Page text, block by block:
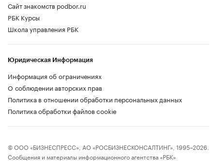
Сайт знакомств podbor.ru
РБК Курсы
Школа управления РБК
Юридическая Информация
Информация об ограничениях
О соблюдении авторских прав
Политика в отношении обработки персональных данных
Политика обработки файлов cookie
© ООО «БИЗНЕСПРЕСС», АО «РОСБИЗНЕСКОНСАЛТИНГ», 1995–2026.
Сообщения и материалы информационного агентства «РБК»